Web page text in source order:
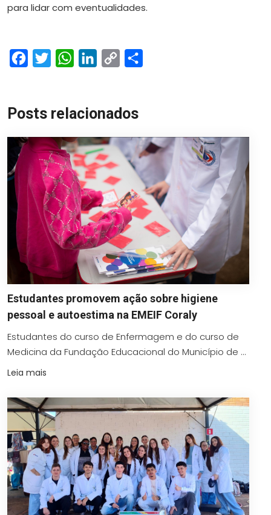
para lidar com eventualidades.
FacebookTwitterWhatsAppLinkedIn
Copy
Posts relacionados
Estudantes promovem ação sobre higiene
pessoal e autoestima na EMEIF Coraly
Estudantes do curso de Enfermagem e do curso de
Medicina da Fundação Educacional do Município de ...
Leia mais